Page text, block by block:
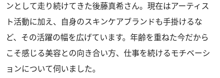
ンとして走り続けてきた後藤真希さん。現在はアーティス
ト活動に加え、自身のスキンケアブランドも手掛けるな
ど、その活躍の幅を広げています。年齢を重ねた今だから
こそ感じる美容との向き合い方、仕事を続けるモチベーシ
ョンについて伺いました。